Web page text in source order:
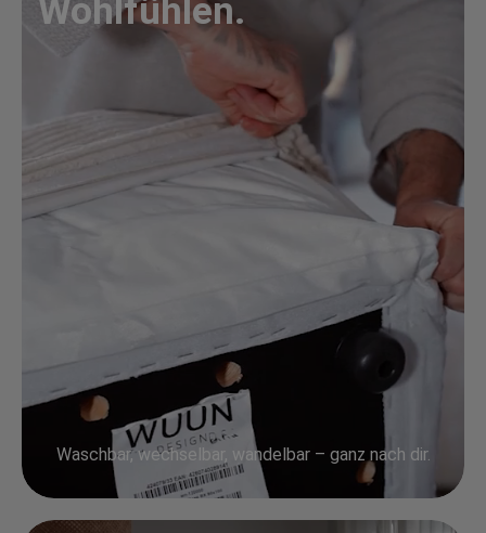
Wohlfühlen.
Waschbar, wechselbar, wandelbar – ganz nach dir.